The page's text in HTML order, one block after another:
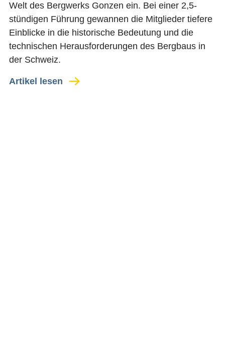
Welt des Bergwerks Gonzen ein. Bei einer 2,5-
stündigen Führung gewannen die Mitglieder tiefere
Einblicke in die historische Bedeutung und die
technischen Herausforderungen des Bergbaus in
der Schweiz.
Artikel lesen